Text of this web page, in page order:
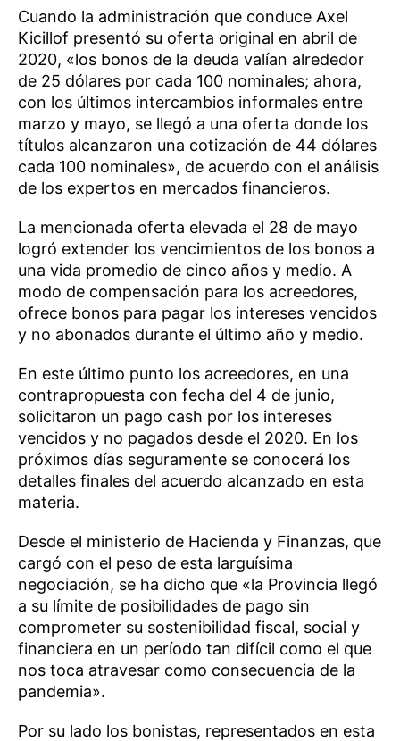
Cuando la administración que conduce Axel
Kicillof presentó su oferta original en abril de
2020, «los bonos de la deuda valían alrededor
de 25 dólares por cada 100 nominales; ahora,
con los últimos intercambios informales entre
marzo y mayo, se llegó a una oferta donde los
títulos alcanzaron una cotización de 44 dólares
cada 100 nominales», de acuerdo con el análisis
de los expertos en mercados financieros.
La mencionada oferta elevada el 28 de mayo
logró extender los vencimientos de los bonos a
una vida promedio de cinco años y medio. A
modo de compensación para los acreedores,
ofrece bonos para pagar los intereses vencidos
y no abonados durante el último año y medio.
En este último punto los acreedores, en una
contrapropuesta con fecha del 4 de junio,
solicitaron un pago cash por los intereses
vencidos y no pagados desde el 2020. En los
próximos días seguramente se conocerá los
detalles finales del acuerdo alcanzado en esta
materia.
Desde el ministerio de Hacienda y Finanzas, que
cargó con el peso de esta larguísima
negociación, se ha dicho que «la Provincia llegó
a su límite de posibilidades de pago sin
comprometer su sostenibilidad fiscal, social y
financiera en un período tan difícil como el que
nos toca atravesar como consecuencia de la
pandemia».
Por su lado los bonistas, representados en esta